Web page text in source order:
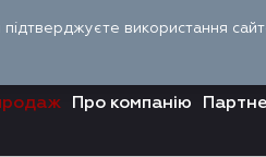
Про компанію
підтверджуєте використання